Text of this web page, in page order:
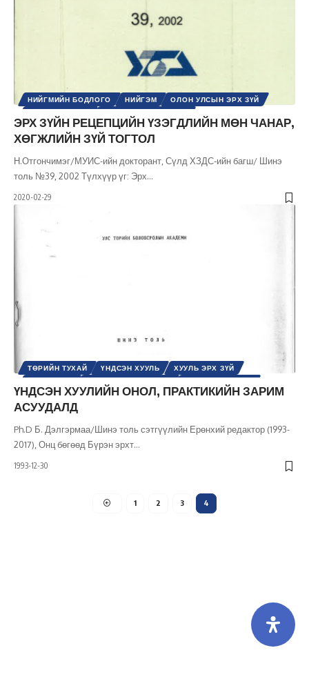
НИЙГМИЙН БОДЛОГО НИЙГЭМ
ОЛОН УЛСЫН ЭРХ ЗҮЙ
ЭРХ ЗҮЙН РЕЦЕПЦИЙН ҮЗЭГДЛИЙН МӨН ЧАНАР,
ХӨГЖЛИЙН ЗҮЙ ТОГТОЛ
Н.Отгончимэг/МУИС-ийн докторант, Сүлд ХЗДС-ийн багш/ Шинэ
толь №39, 2002 Түлхүүр үг: Эрх…
2020-02-29
ТӨРИЙН ТУХАЙ ҮНДСЭН ХУУЛЬ
ХУУЛЬ ЭРХ ЗҮЙ
ҮНДСЭН ХУУЛИЙН ОНОЛ, ПРАКТИКИЙН ЗАРИМ
АСУУДАЛД
Ph.D Б. Дэлгэрмаа/Шинэ толь сэтгүүлийн Ерөнхий редактор (1993-
2017), Онц бөгөөд Бүрэн эрхт…
1993-12-30
1 2 3 4